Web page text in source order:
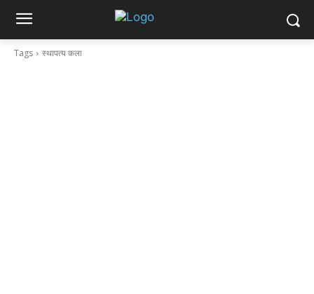
Tags स्थापत्य कला